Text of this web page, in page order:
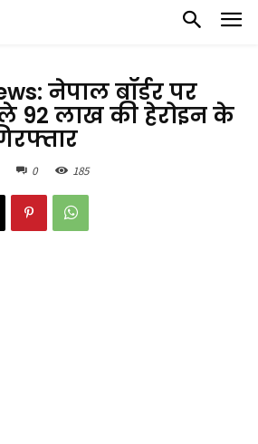
नेपाल बॉर्डर पर
92 लाख की हेरोइन के
0 185